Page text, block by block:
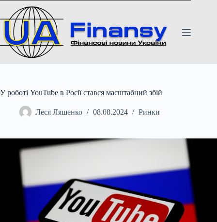
вмісту
У роботі YouTube в Росії стався масштабний збій
Леся Ляшенко 08.08.2024 Ринки